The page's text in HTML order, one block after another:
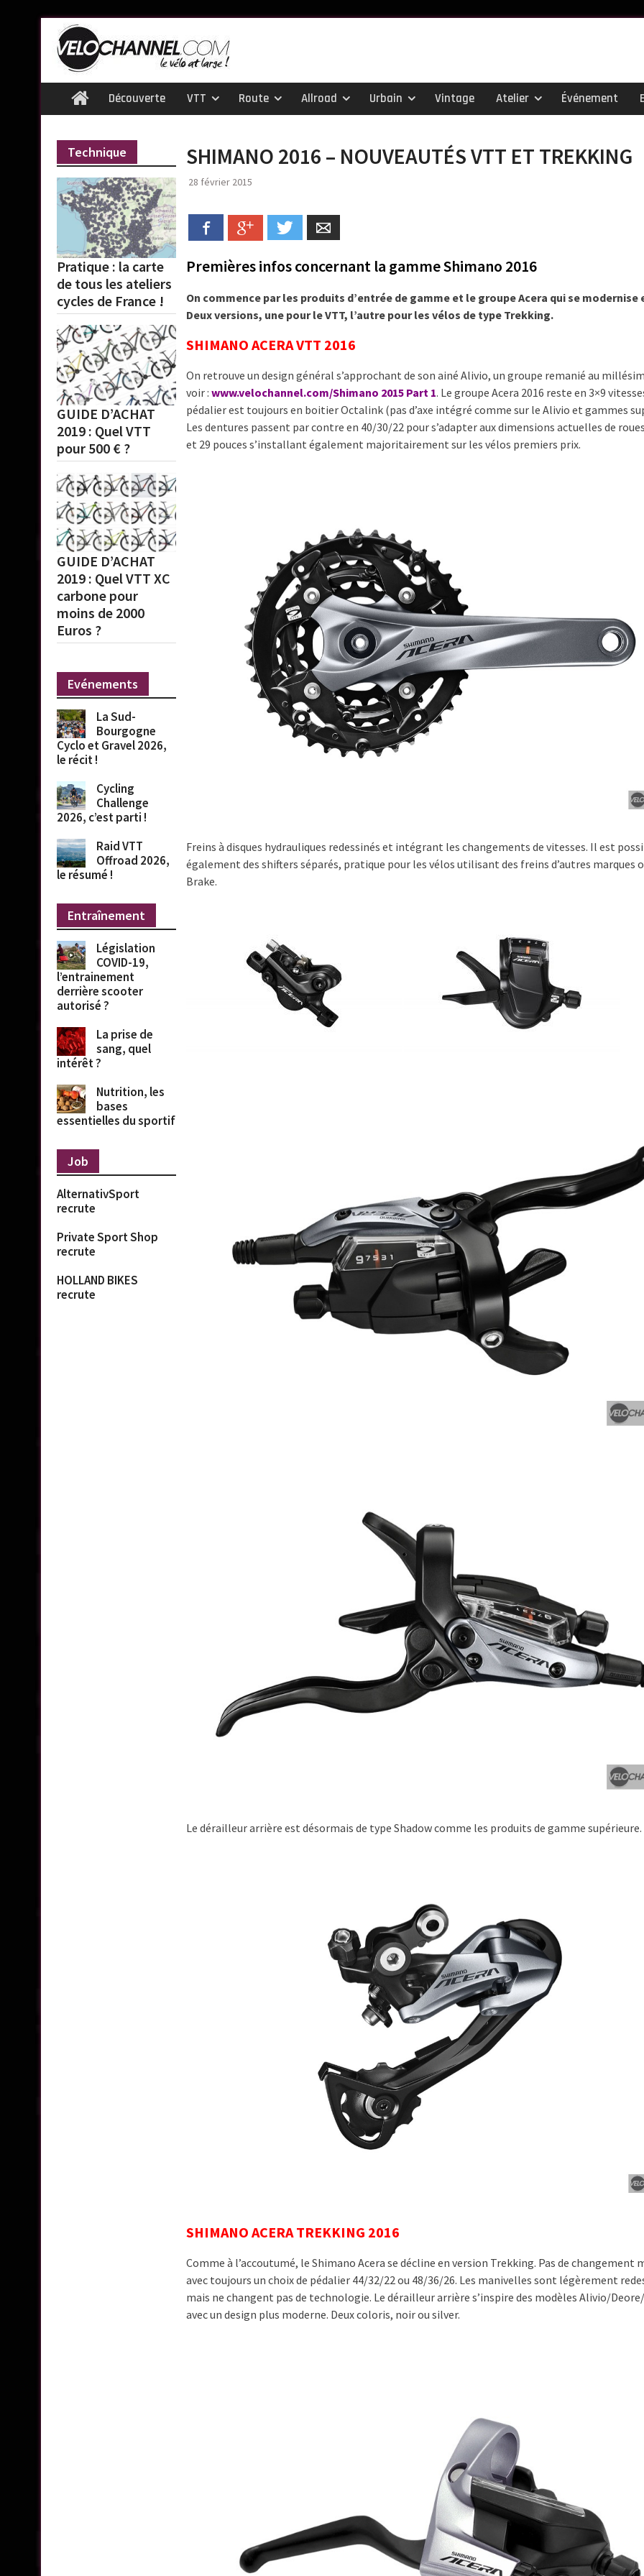
content
HomeDécouverte VTT Route Allroad Urbain Vintage Atelier Événement
SHIMANO 2016 – NOUVEAUTÉS VTT ET TREKKING
28 février 2015
FacebookGoogle+ Twitter
Premières infos concernant la gamme Shimano 2016
On commence par les produits d’entrée de gamme et le groupe Acera qui se modernise
Deux versions, une pour le VTT, l’autre pour les vélos de type Trekking.
SHIMANO ACERA VTT 2016
On retrouve un design général s’approchant de son ainé Alivio, un groupe remanié au
voir : www.velochannel.com/Shimano 2015 Part 1. Le groupe Acera 2016 reste en 3×9
pédalier est toujours en boitier Octalink (pas d’axe intégré comme sur le Alivio et gammes
Les dentures passent par contre en 40/30/22 pour s’adapter aux dimensions actuelles de
et 29 pouces s’installant également majoritairement sur les vélos premiers prix.
Freins à disques hydrauliques redessinés et intégrant les changements de vitesses. Il est
également des shifters séparés, pratique pour les vélos utilisant des freins d’autres marques
Brake.
Le dérailleur arrière est désormais de type Shadow comme les produits de gamme supérieure.
SHIMANO ACERA TREKKING 2016
Comme à l’accoutumé, le Shimano Acera se décline en version Trekking. Pas de changement
avec toujours un choix de pédalier 44/32/22 ou 48/36/26. Les manivelles sont légèrement
mais ne changent pas de technologie. Le dérailleur arrière s’inspire des modèles Alivio/
avec un design plus moderne. Deux coloris, noir ou silver.
Technique
Pratique : la carte
de tous les ateliers
cycles de France !
GUIDE D’ACHAT
2019 : Quel VTT
pour 500 € ?
GUIDE D’ACHAT
2019 : Quel VTT XC
carbone pour
moins de 2000
Euros ?
Evénements
La Sud-
Bourgogne
Cyclo et Gravel 2026,
le récit !
Cycling
Challenge
2026, c’est parti !
Raid VTT
Offroad 2026,
le résumé !
Entraînement
Législation
COVID-19,
l’entrainement
derrière scooter
autorisé ?
La prise de
sang, quel
intérêt ?
Nutrition, les
bases
essentielles du sportif
Job
AlternativSport
recrute
Private Sport Shop
recrute
HOLLAND BIKES
recrute